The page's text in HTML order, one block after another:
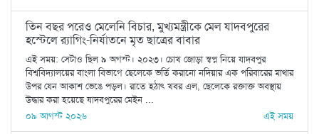
তিন বছর পরেও মেলেনি বিচার, মুখ্যমন্ত্রীকে মেল যাদবপুরের
হস্টেলে র‍্যাগিং-নির্যাতনে মৃত ছাত্রের বাবার
এই সময়: সেটাও ছিল ৯ অগস্ট। ২০২৩। চোখ জোড়া স্বপ্ন নিয়ে যাদবপুর
বিশ্ববিদ্যালয়ের বাংলা বিভাগে ছেলেকে ভর্তি করানো নদিয়ার এক পরিবারের মাথার
উপর যেন আকাশ ভেঙে পড়ল। রাতে হঠাৎ খবর এল, ছেলেকে রক্তাক্ত অবস্থায়
উদ্ধার করা হয়েছে যাদবপুরের মেইন ...
০৯ আগস্ট ২০২৬
এই সময়